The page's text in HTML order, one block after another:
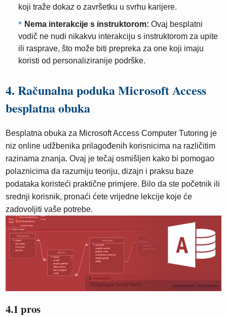
koji traže dokaz o završetku u svrhu karijere.
Nema interakcije s instruktorom: Ovaj besplatni
vodič ne nudi nikakvu interakciju s instruktorom za upite
ili rasprave, što može biti prepreka za one koji imaju
koristi od personaliziranije podrške.
4. Računalna poduka Microsoft Access
besplatna obuka
Besplatna obuka za Microsoft Access Computer Tutoring je
niz online udžbenika prilagođenih korisnicima na različitim
razinama znanja. Ovaj je tečaj osmišljen kako bi pomogao
polaznicima da razumiju teoriju, dizajn i praksu baze
podataka koristeći praktične primjere. Bilo da ste početnik ili
srednji korisnik, pronaći ćete vrijedne lekcije koje će
zadovoljiti vaše potrebe.
4.1 pros